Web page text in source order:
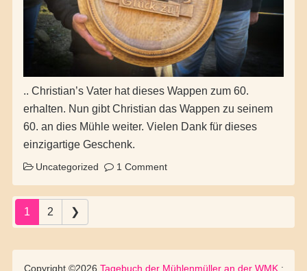
.. Christian’s Vater hat dieses Wappen zum 60.
erhalten. Nun gibt Christian das Wappen zu seinem
60. an dies Mühle weiter. Vielen Dank für dieses
einzigartige Geschenk.
Uncategorized 1 Comment
Posts navigation
1 2 ❯
Copyright ©2026 Tagebuch der Mühlenmüller an der WMK: